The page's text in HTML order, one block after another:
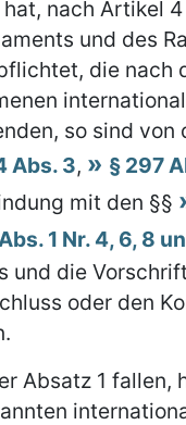
nach Artikel
und des
die nach
so sind von
Abs. 3, § 297
mit den §§
1 Nr. 4, 6, 8
und die
oder den
Absatz 1 fallen,